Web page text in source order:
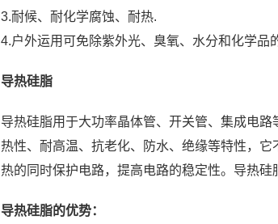
3.耐候、耐化学腐蚀、耐热.
4.户外运用可免除紫外光、臭氧、水分和化学品
导热硅脂
导热硅脂用于大功率晶体管、开关管、集成电
热性、耐高温、抗老化、防水、绝缘等特性，
热的同时保护电路，提高电路的稳定性。导热硅
导热硅脂的优势：